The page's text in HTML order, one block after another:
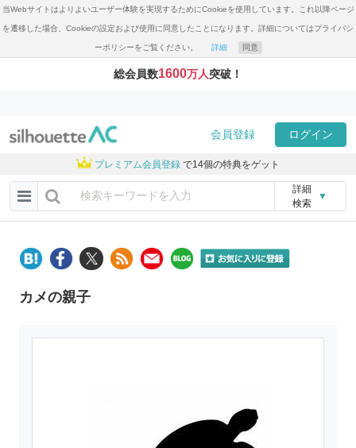
当Webサイトはよりよいユーザー体験を実現するためにCookieを使用しています。これ以降ページ
を遷移した場合、Cookieの設定および使用に同意したことになります。詳細についてはプライバシ
ーポリシーをご覧ください。 詳細 同意
総会員数1600万人突破！
会員登録 ログイン
プレミアム会員登録 で14個の特典をゲット
詳細
検索
▼
カメの親子